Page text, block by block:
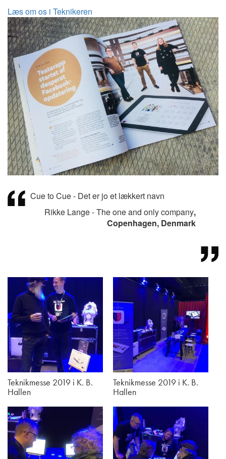
Læs om os i Teknikeren
Cue to Cue - Det er jo et lækkert navn
Rikke Lange - The one and only company,
Copenhagen, Denmark
Teknikmesse 2019 i K. B.
Hallen
Teknikmesse 2019 i K. B.
Hallen